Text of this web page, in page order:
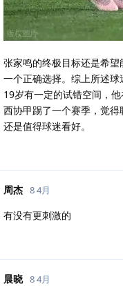
张家鸣的终极目标还是希
一个正确选择。综上所述
19岁有一定的试错空间，
西协甲踢了一个赛季，觉
还是值得球迷看好。
周杰 8 4月
有没有更刺激的
晨晓 8 4月